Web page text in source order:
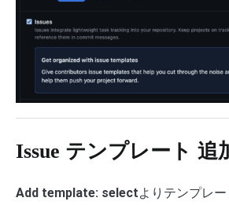
Issue テンプレート 追
Add template: selectよりテンプレ